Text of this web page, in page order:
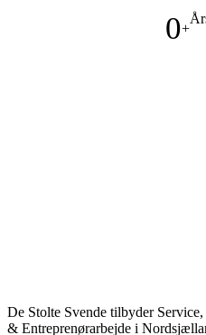
0+
De Stolte Svende tilbyder
& Entreprenørarbejde i